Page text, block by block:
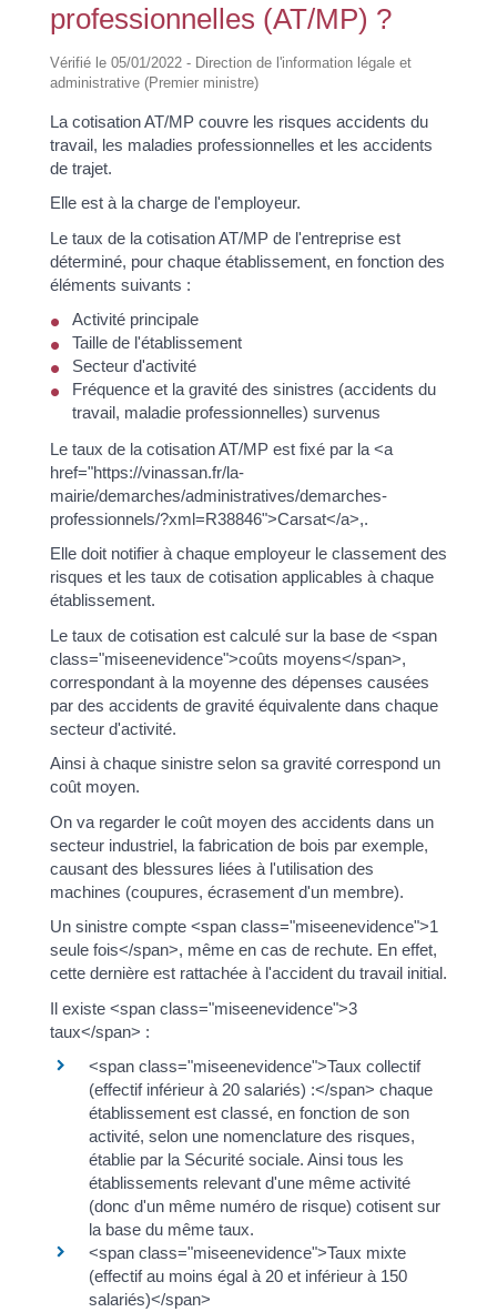
professionnelles (AT/MP) ?
Vérifié le 05/01/2022 - Direction de l'information légale et
administrative (Premier ministre)
La cotisation AT/MP couvre les risques accidents du
travail, les maladies professionnelles et les accidents
de trajet.
Elle est à la charge de l'employeur.
Le taux de la cotisation AT/MP de l'entreprise est
déterminé, pour chaque établissement, en fonction des
éléments suivants :
Activité principale
Taille de l'établissement
Secteur d'activité
Fréquence et la gravité des sinistres (accidents du
travail, maladie professionnelles) survenus
Le taux de la cotisation AT/MP est fixé par la <a
href="https://vinassan.fr/la-
mairie/demarches/administratives/demarches-
professionnels/?xml=R38846">Carsat</a>,.
Elle doit notifier à chaque employeur le classement des
risques et les taux de cotisation applicables à chaque
établissement.
Le taux de cotisation est calculé sur la base de <span
class="miseenevidence">coûts moyens</span>,
correspondant à la moyenne des dépenses causées
par des accidents de gravité équivalente dans chaque
secteur d'activité.
Ainsi à chaque sinistre selon sa gravité correspond un
coût moyen.
On va regarder le coût moyen des accidents dans un
secteur industriel, la fabrication de bois par exemple,
causant des blessures liées à l'utilisation des
machines (coupures, écrasement d'un membre).
Un sinistre compte <span class="miseenevidence">1
seule fois</span>, même en cas de rechute. En effet,
cette dernière est rattachée à l'accident du travail initial.
Il existe <span class="miseenevidence">3
taux</span> :
<span class="miseenevidence">Taux collectif
(effectif inférieur à 20 salariés) :</span> chaque
établissement est classé, en fonction de son
activité, selon une nomenclature des risques,
établie par la Sécurité sociale. Ainsi tous les
établissements relevant d'une même activité
(donc d'un même numéro de risque) cotisent sur
la base du même taux.
<span class="miseenevidence">Taux mixte
(effectif au moins égal à 20 et inférieur à 150
salariés)</span>